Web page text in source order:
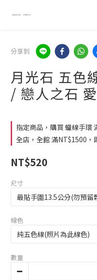
分享到
月光石 五色
/ 戀人之石
指定商品，購買 蠟線手環
全店，全館 滿NT$1500，
NT$520
尺寸
線色
數量